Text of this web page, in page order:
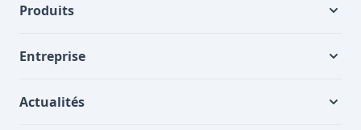
Produits
Entreprise
Actualités